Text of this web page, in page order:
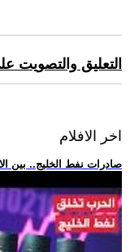
التعليق والتصويت
اخر الافلام
.. صادرات نفط الخليج.. بين